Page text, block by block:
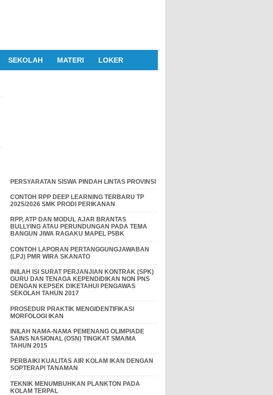
SEKOLAH MATERI LOKER
PERSYARATAN SISWA PINDAH LINTAS PROVINSI
CONTOH RPP DEEP LEARNING TERBARU TP
2025/2026 SMK PRODI PERIKANAN
RPP, ATP DAN MODUL AJAR BRANTAS
BULLYING ATAU PERUNDUNGAN PADA TEMA
BANGUN JIWA RAGAKU MAPEL P5BK
CONTOH LAPORAN PERTANGGUNGJAWABAN
(LPJ) PMR WIRA SKANATO
INILAH ISI SURAT PERJANJIAN KONTRAK (SPK)
GURU DAN TENAGA KEPENDIDIKAN NON PNS
DENGAN KEPSEK DIKETAHUI PENGAWAS
SEKOLAH TAHUN 2017
PROSEDUR PRAKTIK MENGIDENTIFIKASI
MORFOLOGI IKAN
INILAH NAMA-NAMA PEMENANG OLIMPIADE
SAINS NASIONAL (OSN) TINGKAT SMA/MA
TAHUN 2015
PERBAIKI KUALITAS AIR KOLAM IKAN DENGAN
SOPTERAPI TANAMAN
TEKNIK MENUMBUHKAN PLANKTON PADA
KOLAM TERPAL